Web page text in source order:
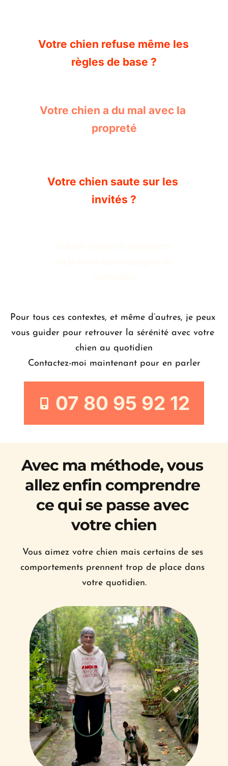
Votre chien refuse même les
règles de base ?
Votre chien a du mal avec la
propreté
Votre chien saute sur les
invités ?
Pour tous ces contextes, et même d’autres, je peux
vous guider pour retrouver la sérénité avec votre
chien au quotidien
Contactez-moi maintenant pour en parler
07 80 95 92 12
Avec ma méthode, vous
allez enfin comprendre
ce qui se passe avec
votre chien
Vous aimez votre chien mais certains de ses
comportements prennent trop de place dans
votre quotidien.